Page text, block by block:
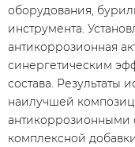
оборудования,
инструмента.
антикоррозионная
синергетическим
состава. Результаты
наилучшей
антикоррозионными
комплексной